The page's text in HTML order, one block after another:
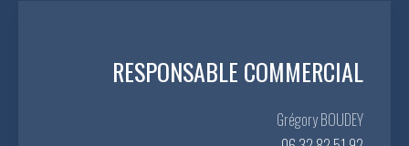
RESPONSABLE COMMERCIAL
Grégory BOUDEY